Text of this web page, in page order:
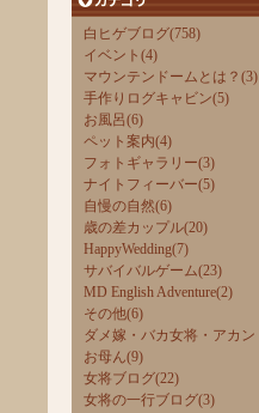
白ヒゲブログ(758)
イベント(4)
マウンテンドームとは？(3)
手作りログキャビン(5)
お風呂(6)
ペット案内(4)
フォトギャラリー(3)
ナイトフィーバー(5)
自慢の自然(6)
歳の差カップル(20)
HappyWedding(7)
サバイバルゲーム(23)
MD English Adventure(2)
その他(6)
ダメ嫁・バカ女将・アカン
お母ん(9)
女将ブログ(22)
女将の一行ブログ(3)